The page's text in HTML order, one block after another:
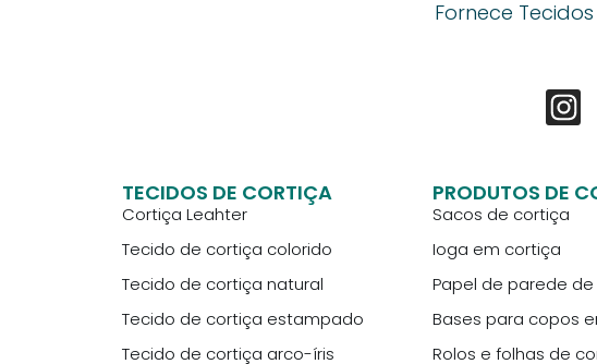
Fornece
TECIDOS DE CORTIÇA
Cortiça Leahter
Tecido de cortiça colorido
Tecido de cortiça natural
Tecido de cortiça estampado
Tecido de cortiça arco-íris
PRODUTOS DE
Sacos de cortiça
Ioga em cortiça
Papel de parede
Bases para copos
Rolos e folhas de